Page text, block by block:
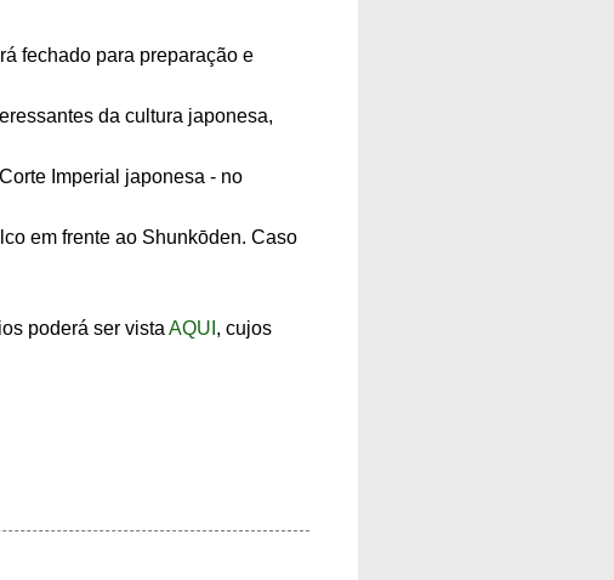
fechado para preparação e
da cultura japonesa,
Imperial japonesa - no
em frente ao Shunkōden. Caso
poderá ser vista AQUI , cujos